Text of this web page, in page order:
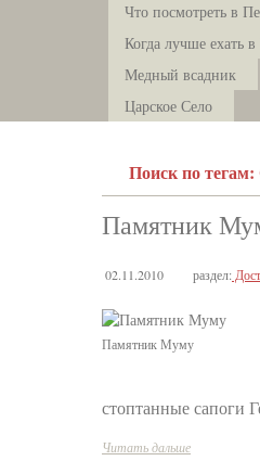
Что посмотреть в
Когда лучше ехать в
Медный всадник
Царское Село
Поиск по
Памятник
02.11.2010 раздел:
Памятник Муму
стоптанные сапоги
Читать дальше